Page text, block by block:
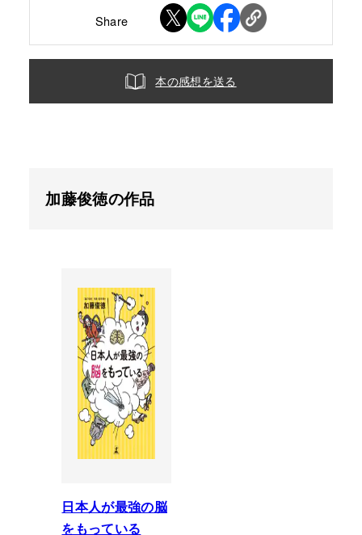
Share
本の感想を送る
加藤俊徳の作品
日本人が最強の脳
をもっている